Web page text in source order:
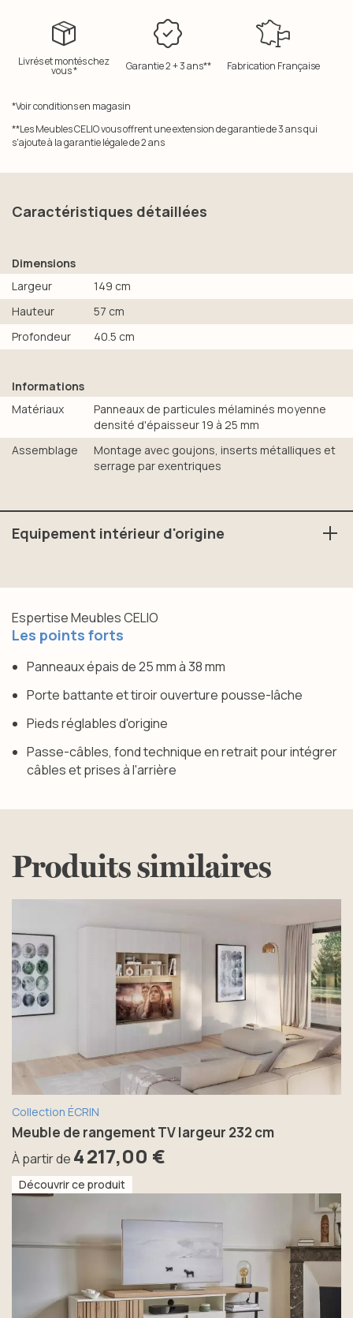
Livrés et montés chez
vous * Garantie 2 + 3 ans** Fabrication Française
*Voir conditions en magasin
**Les Meubles CELIO vous offrent une extension de garantie de 3 ans qui
s'ajoute à la garantie légale de 2 ans
Caractéristiques détaillées
Dimensions
Largeur
149 cm
Hauteur
57 cm
Profondeur
40.5 cm
Informations
Matériaux
Panneaux de particules mélaminés moyenne
densité d'épaisseur 19 à 25 mm
Assemblage
Montage avec goujons, inserts métalliques et
serrage par exentriques
Equipement intérieur d'origine
Ouverture des portes par pousse-lâche.
Espertise Meubles CELIO
Les points forts
Panneaux épais de 25 mm à 38 mm
Porte battante et tiroir ouverture pousse-lâche
Pieds réglables d'origine
Passe-câbles, fond technique en retrait pour intégrer
câbles et prises à l'arrière
Produits similaires
Collection ÉCRIN
Meuble de rangement TV largeur 232 cm
À partir de 4 217,00 €
Découvrir ce produit